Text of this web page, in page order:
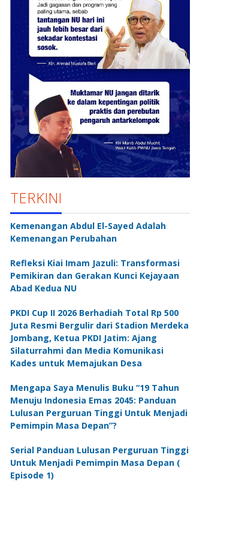
TERKINI
Kemenangan Abdul El-Sayed Adalah
Kemenangan Perubahan
Refleksi Kiai Imam Jazuli: Transformasi
Pemikiran dan Gerakan Kunci Kejayaan
Abad Kedua NU
PKDI Cup II 2026 Berhadiah Total Rp 500
Juta Resmi Bergulir dari Stadion Merdeka
Jombang, Ketua PKDI Jatim: Ajang
Silaturrahmi dan Media Komunikasi
Kades untuk Memajukan Desa
Mengapa Saya Menulis Buku “19 Tahun
Menuju Indonesia Emas 2045: Panduan
Lulusan Perguruan Tinggi Untuk Menjadi
Pemimpin Masa Depan”?
Serial Panduan Lulusan Perguruan Tinggi
Untuk Menjadi Pemimpin Masa Depan (
Episode 1)